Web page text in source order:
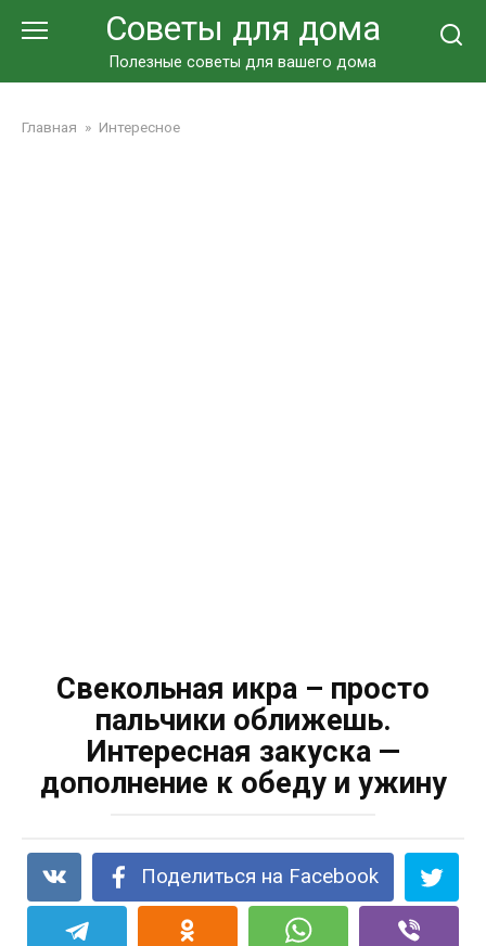
Советы для дома
Полезные советы для вашего дома
Главная » Интересное
Свекольная икра – просто
пальчики оближешь.
Интересная закуска —
дополнение к обеду и ужину
Поделиться на Facebook